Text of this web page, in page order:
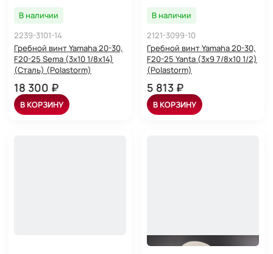
В наличии
2239-3101-14
Гребной винт Yamaha 20-30,
F20-25 Sema (3x10 1/8x14)
(Сталь) (Polastorm)
18 300 ₽
В КОРЗИНУ
В наличии
2121-3099-10
Гребной винт Yamaha 20-30,
F20-25 Yanta (3x9 7/8x10 1/2)
(Polastorm)
5 813 ₽
В КОРЗИНУ